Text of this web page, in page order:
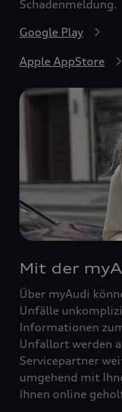
Schadenmeldung.
Google Play
Apple AppStore
Mit der
Über myAudi
Unfälle
Informationen
Unfallort werden
Servicepartner
umgehend mit
Ihnen online